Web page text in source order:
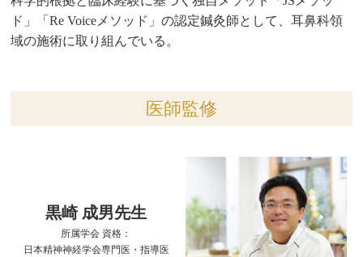
ド」「Re Voiceメソッド」の認定鍼灸師として、耳鼻科領
域の施術に取り組んでいる。
医師監修
黒崎 成男先生
所属学会 資格：
日本精神神経学会専門医・指導医